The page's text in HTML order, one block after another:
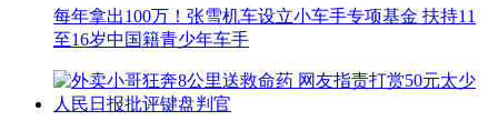
每年拿出100万！张雪机车设立小车手专项基金 扶持11
至16岁中国籍青少年车手